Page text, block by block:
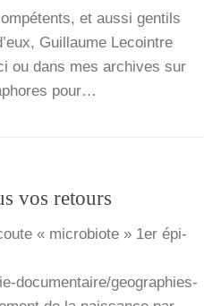
et aus­si gen­tils
Guillaume Lecointre
ou dans mes archives sur
pour…
vos retours
« micro­biote » 1er épi­
documentaire/geographies-